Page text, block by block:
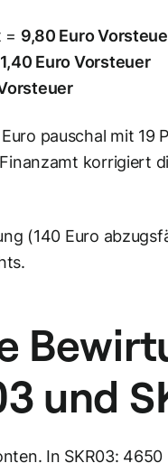
= 9,80 Euro
Euro Vorsteuer
pauschal mit 19
korrigiert
(140 Euro
und
In SKR03: